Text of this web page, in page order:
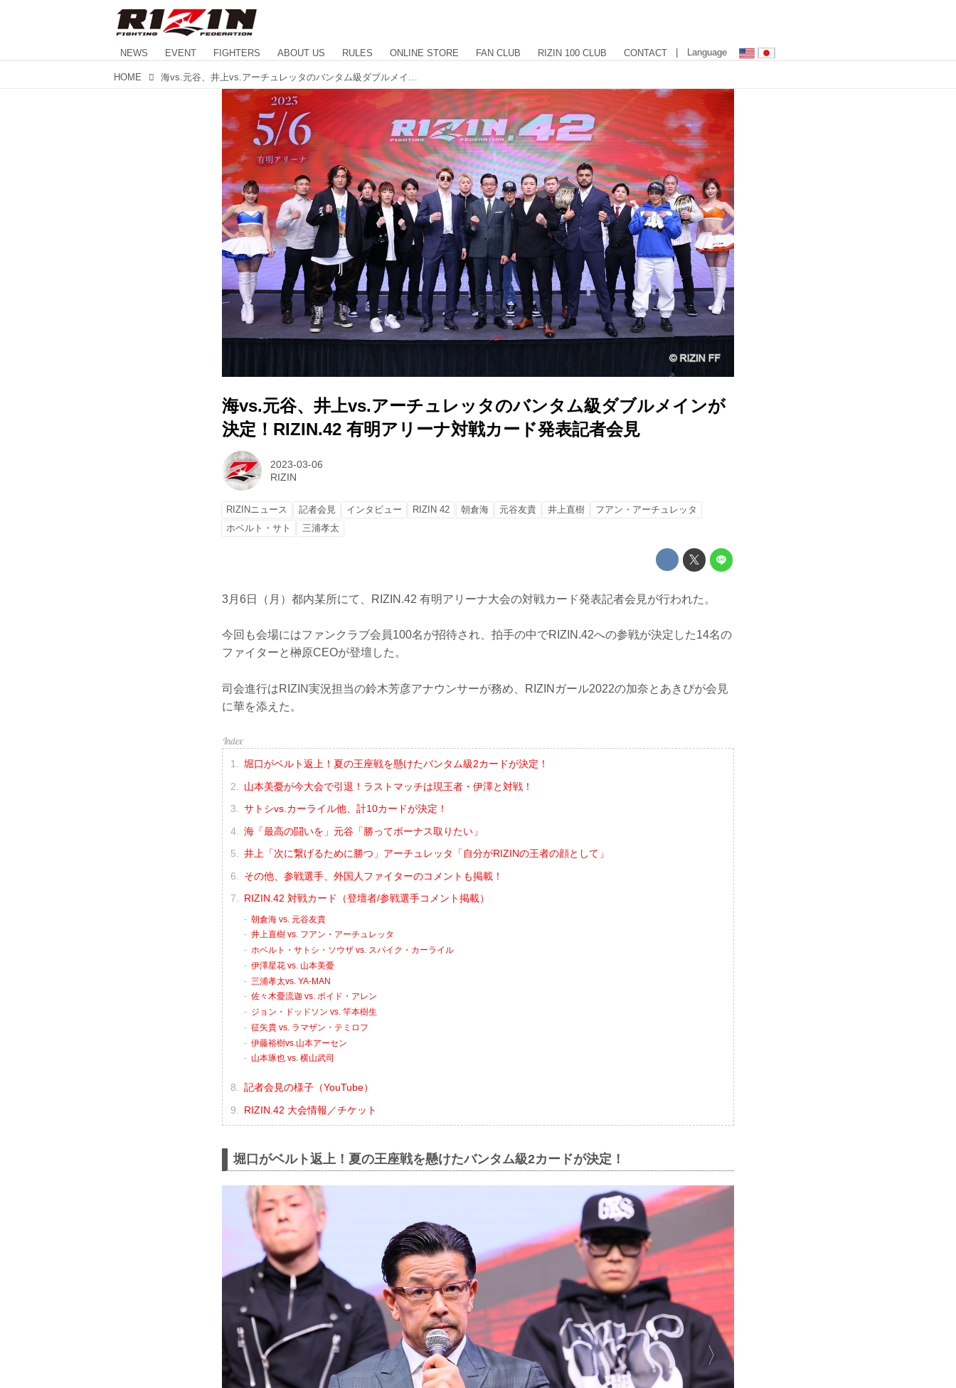
NEWS EVENT FIGHTERS ABOUT US RULES ONLINE STORE FAN CLUB RIZIN 100 CLUB CONTACT | Language
HOME
海vs.元谷、井上vs.アーチュレッタのバンタム級ダブルメインが
決定！RIZIN.42 有明アリーナ対戦カード発表記者会見
2023-03-06
RIZIN
RIZINニュース 記者会見 インタビュー RIZIN 42 朝倉海 元谷友貴 井上直樹
フアン・アーチュレッタ
ホベルト・サト
三浦孝太
3月6日（月）都内某所にて、RIZIN.42 有明アリーナ大会の対戦カード発表記者会見が行われた。
今回も会場にはファンクラブ会員100名が招待され、拍手の中でRIZIN.42への参戦が決定した14名の
ファイターと榊原CEOが登壇した。
司会進行はRIZIN実況担当の鈴木芳彦アナウンサーが務め、RIZINガール2022の加奈とあきぴが会見
に華を添えた。
堀口がベルト返上！夏の王座戦を懸けたバンタム級2カードが決定！
山本美憂が今大会で引退！ラストマッチは現王者・伊澤と対戦！
サトシvs.カーライル他、計10カードが決定！
海「最高の闘いを」元谷「勝ってボーナス取りたい」
井上「次に繋げるために勝つ」アーチュレッタ「自分がRIZINの王者の顔として」
その他、参戦選手、外国人ファイターのコメントも掲載！
RIZIN.42 対戦カード（登壇者/参戦選手コメント掲載）
朝倉海 vs. 元谷友貴
井上直樹 vs. フアン・アーチュレッタ
ホベルト・サトシ・ソウザ vs. スパイク・カーライル
伊澤星花 vs. 山本美憂
三浦孝太vs. YA-MAN
佐々木憂流迦 vs. ボイド・アレン
ジョン・ドッドソン vs. 竿本樹生
征矢貴 vs. ラマザン・テミロフ
伊藤裕樹vs.山本アーセン
山本琢也 vs. 横山武司
記者会見の様子（YouTube）
RIZIN.42 大会情報／チケット
堀口がベルト返上！夏の王座戦を懸けたバンタム級2カードが決定！